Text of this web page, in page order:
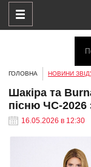
ГОЛОВНА НОВИНИ
Шакіра та
пісню ЧС-2026
16.05.2026 в 12:30